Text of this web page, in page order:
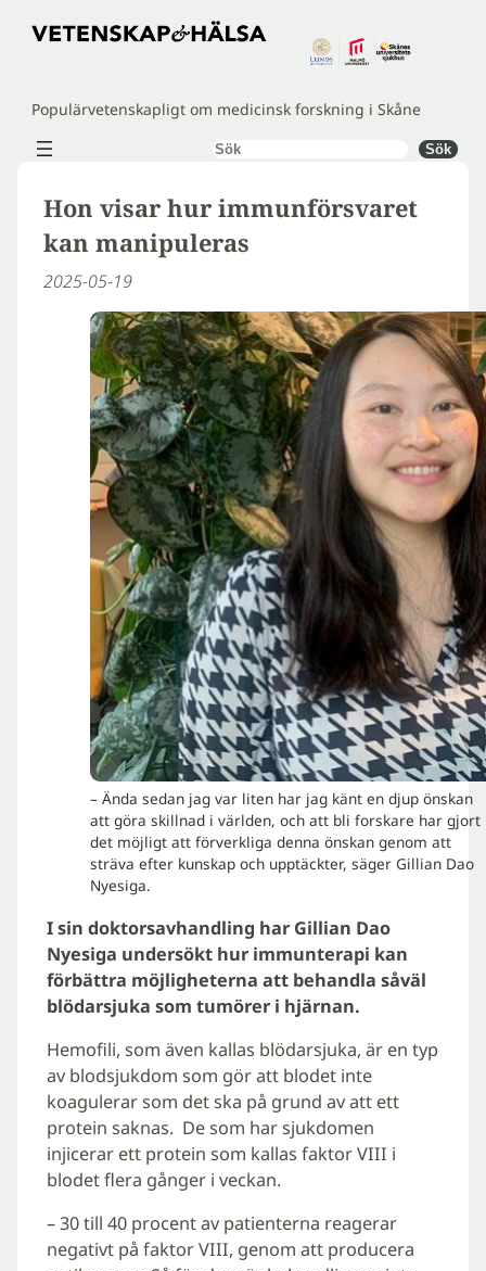
Hoppa
Populärvetenskapligt om medicinsk forskning i Skåne
Sök Sök
Hon visar hur immunförsvaret
kan manipuleras
2025-05-19
– Ända sedan jag var liten har jag känt en djup önskan
att göra skillnad i världen, och att bli forskare har gjort
det möjligt att förverkliga denna önskan genom att
sträva efter kunskap och upptäckter, säger Gillian Dao
Nyesiga.
I sin doktorsavhandling har Gillian Dao
Nyesiga undersökt hur immunterapi kan
förbättra möjligheterna att behandla såväl
blödarsjuka som tumörer i hjärnan.
Hemofili, som även kallas blödarsjuka, är en typ
av blodsjukdom som gör att blodet inte
koagulerar som det ska på grund av att ett
protein saknas. De som har sjukdomen
injicerar ett protein som kallas faktor VIII i
blodet flera gånger i veckan.
– 30 till 40 procent av patienterna reagerar
negativt på faktor VIII, genom att producera